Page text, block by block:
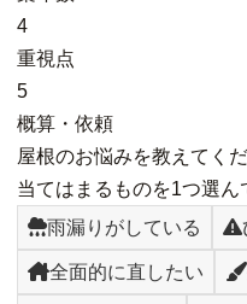
4
重視点
5
概算・依頼
屋根のお悩みを教えてく
当てはまるものを1つ選ん
雨漏りがしている
全面的に直したい